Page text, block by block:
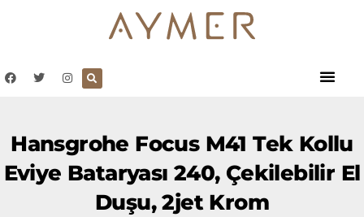
Hansgrohe Focus M41 Tek Kollu
Eviye Bataryası 240, Çekilebilir El
Duşu, 2jet Krom